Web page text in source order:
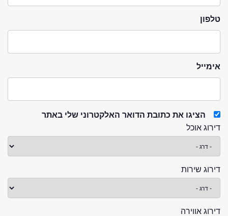
טלפון
אימייל
הציגו את כתובת הדואר האלקטרוני שלי באתר
דירוג אוכל
דירוג שירות
דירוג אווירה